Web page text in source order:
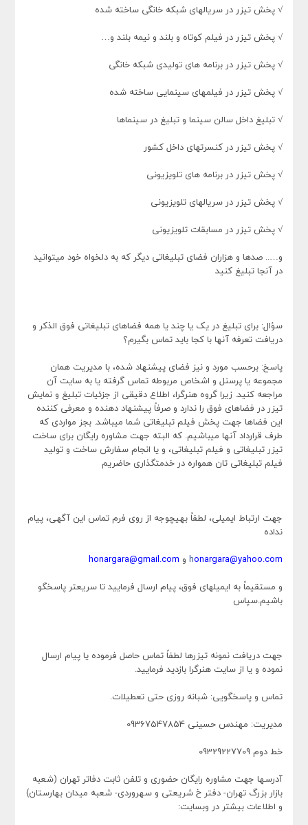
√ پخش تیزر در سریالهای شبکه خانگی ساخته شده
√ پخش تیزر در فیلم کوتاه و بلند و نیمه بلند و…
√ پخش تیزر در برنامه های تولیدی شبکه خانگی
√ پخش تیزر در فیلمهای سینمایی ساخته شده
√ تبلیغ داخل سالن سینما و تبلیغ در سینماها
√ پخش تیزر در کنسرتهای داخل کشور
√ پخش تیزر در برنامه های تلویزیونی
√ پخش تیزر در سریالهای تلویزیونی
√ پخش تیزر در مسابقات تلویزیونی
و….. صدها و هزاران فضای تبلیغاتی دیگر که به دلخواه خود میتوانید
در آنجا تبلیغ کنید
سؤال: برای تبلیغ در یک یا چند یا همه فضاهای تبلیغاتی فوق الذکر و
دریافت تعرفه آنها با کجا باید تماس بگیرم؟
پاسخ: برحسب مورد و نیز فضای پیشنهاد شده، با مدیریت همان
مجموعه یا پرسنل و اشخاص مربوطه تماس گرفته یا به سایت آن
مراجعه کنید. زیرا گروه هنرگرا، اطلاع دقیقی از جزئیات تبلیغ و نمایش
تیزر در فضاهای فوق را ندارد و صرفاً پیشنهاد دهنده و معرفی کننده
این فضاها جهت پخش فیلم تبلیغاتی شما میباشد. بجز مواردی که
طرف قرارداد آنها میباشیم. که البته جهت مشاوره رایگان برای ساخت
تیزر تبلیغاتی و فیلم تبلیغاتی، و یا انجام سفارش ساخت و تولید
فیلم تبلیغاتی تان همواره در خدمتگذاری حاضریم
جهت ارتباط ایمیلی، لطفاً بهیچوجه از روی فرم تماس این آگهی، پیام
نداده
honargara@yahoo.com و honargara@gmail.com
و مستقیماً به ایمیلهای فوق، پیام ارسال فرمایید تا سریعتر پاسخگو
باشیم.سپاس
جهت دریافت نمونه تیزرها لطفاً تماس حاصل فرموده یا پیام ارسال
نموده و یا از سایت هنرگرا بازدید فرمایید.
تماس و پاسخگویی: شبانه روزی حتی تعطیلات.
مدیریت: مهندس حسینی 09367547854
خط دوم 09329227709
آدرسها جهت مشاوره رایگان حضوری و تلفن ثابت دفاتر تهران (شعبه
بازار بزرگ تهران- دفتر خ شریعتی و سهروردی- شعبه میدان بهارستان)
و اطلاعات بیشتر در وبسایت: